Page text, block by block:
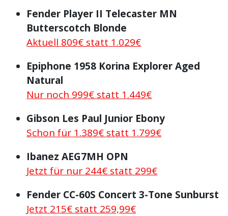
Fender Player II Telecaster MN
Butterscotch Blonde
Aktuell 809€ statt 1.029€
Epiphone 1958 Korina Explorer Aged
Natural
Nur noch 999€ statt 1.449€
Gibson Les Paul Junior Ebony
Schon für 1.389€ statt 1.799€
Ibanez AEG7MH OPN
Jetzt für nur 244€ statt 299€
Fender CC-60S Concert 3-Tone Sunburst
Jetzt 215€ statt 259,99€